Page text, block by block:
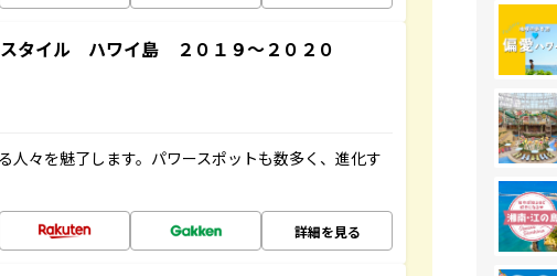
タイル ハワイ島 ２０１９～２０２０
人々を魅了します。パワースポットも数多く、進化す
詳細を見る